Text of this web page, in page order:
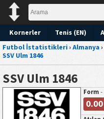
Kornerler Tenis (EN)
Futbol İstatistikleri› Almanya ›
SSV Ulm 1846
SSV Ulm 1846
Form -
0.00